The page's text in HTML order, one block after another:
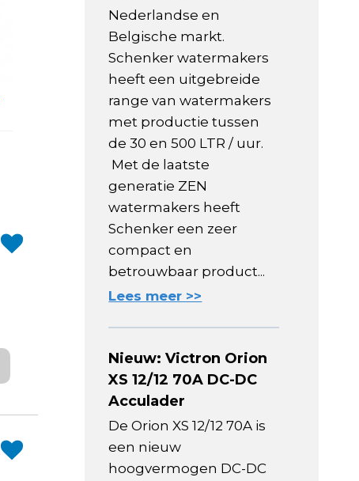
Nederlandse en
Belgische markt.
Schenker watermakers
heeft een uitgebreide
range van watermakers
met productie tussen
de 30 en 500 LTR / uur.
Met de laatste
generatie ZEN
watermakers heeft
Schenker een zeer
compact en
betrouwbaar product...
Lees meer >>
Nieuw: Victron Orion
XS 12/12 70A DC-DC
Acculader
De Orion XS 12/12 70A is
een nieuw
hoogvermogen DC-DC